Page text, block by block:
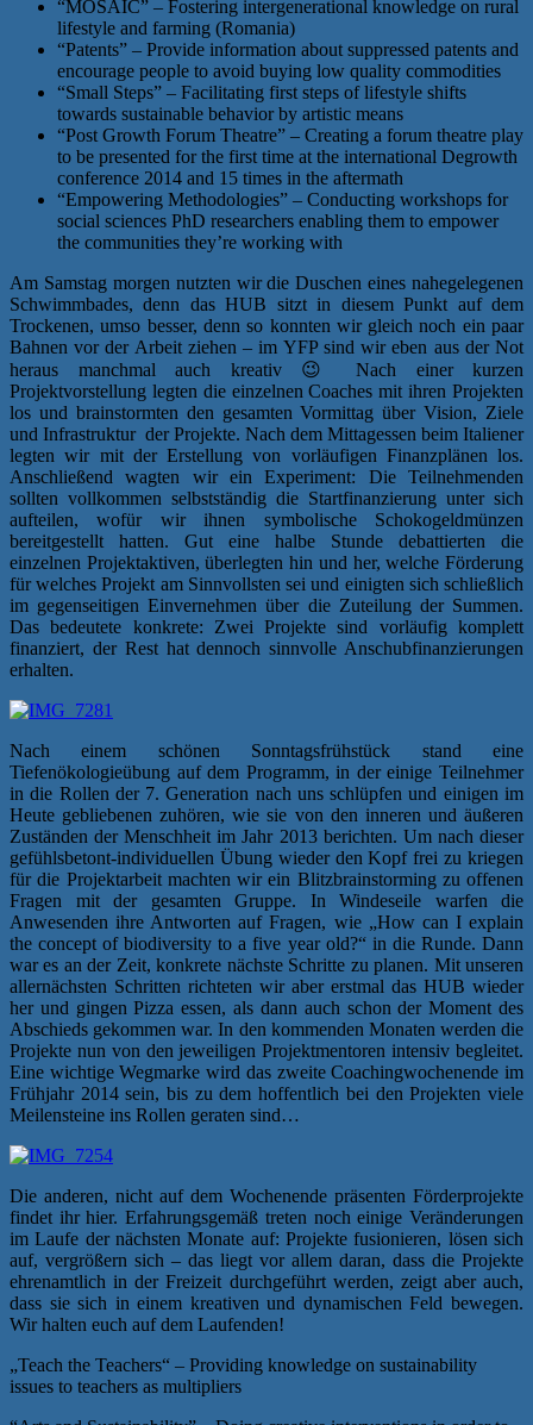
“MOSAIC” – Fostering intergenerational knowledge on rural
lifestyle and farming (Romania)
“Patents” – Provide information about suppressed patents and
encourage people to avoid buying low quality commodities
“Small Steps” – Facilitating first steps of lifestyle shifts
towards sustainable behavior by artistic means
“Post Growth Forum Theatre” – Creating a forum theatre play
to be presented for the first time at the international Degrowth
conference 2014 and 15 times in the aftermath
“Empowering Methodologies” – Conducting workshops for
social sciences PhD researchers enabling them to empower
the communities they’re working with
Am Samstag morgen nutzten wir die Duschen eines nahegelegenen
Schwimmbades, denn das HUB sitzt in diesem Punkt auf dem
Trockenen, umso besser, denn so konnten wir gleich noch ein paar
Bahnen vor der Arbeit ziehen – im YFP sind wir eben aus der Not
heraus manchmal auch kreativ 😉 Nach einer kurzen
Projektvorstellung legten die einzelnen Coaches mit ihren Projekten
los und brainstormten den gesamten Vormittag über Vision, Ziele
und Infrastruktur der Projekte. Nach dem Mittagessen beim Italiener
legten wir mit der Erstellung von vorläufigen Finanzplänen los.
Anschließend wagten wir ein Experiment: Die Teilnehmenden
sollten vollkommen selbstständig die Startfinanzierung unter sich
aufteilen, wofür wir ihnen symbolische Schokogeldmünzen
bereitgestellt hatten. Gut eine halbe Stunde debattierten die
einzelnen Projektaktiven, überlegten hin und her, welche Förderung
für welches Projekt am Sinnvollsten sei und einigten sich schließlich
im gegenseitigen Einvernehmen über die Zuteilung der Summen.
Das bedeutete konkrete: Zwei Projekte sind vorläufig komplett
finanziert, der Rest hat dennoch sinnvolle Anschubfinanzierungen
erhalten.
Nach einem schönen Sonntagsfrühstück stand eine
Tiefenökologieübung auf dem Programm, in der einige Teilnehmer
in die Rollen der 7. Generation nach uns schlüpfen und einigen im
Heute gebliebenen zuhören, wie sie von den inneren und äußeren
Zuständen der Menschheit im Jahr 2013 berichten. Um nach dieser
gefühlsbetont-individuellen Übung wieder den Kopf frei zu kriegen
für die Projektarbeit machten wir ein Blitzbrainstorming zu offenen
Fragen mit der gesamten Gruppe. In Windeseile warfen die
Anwesenden ihre Antworten auf Fragen, wie „How can I explain
the concept of biodiversity to a five year old?“ in die Runde. Dann
war es an der Zeit, konkrete nächste Schritte zu planen. Mit unseren
allernächsten Schritten richteten wir aber erstmal das HUB wieder
her und gingen Pizza essen, als dann auch schon der Moment des
Abschieds gekommen war. In den kommenden Monaten werden die
Projekte nun von den jeweiligen Projektmentoren intensiv begleitet.
Eine wichtige Wegmarke wird das zweite Coachingwochenende im
Frühjahr 2014 sein, bis zu dem hoffentlich bei den Projekten viele
Meilensteine ins Rollen geraten sind…
Die anderen, nicht auf dem Wochenende präsenten Förderprojekte
findet ihr hier. Erfahrungsgemäß treten noch einige Veränderungen
im Laufe der nächsten Monate auf: Projekte fusionieren, lösen sich
auf, vergrößern sich – das liegt vor allem daran, dass die Projekte
ehrenamtlich in der Freizeit durchgeführt werden, zeigt aber auch,
dass sie sich in einem kreativen und dynamischen Feld bewegen.
Wir halten euch auf dem Laufenden!
„Teach the Teachers“ – Providing knowledge on sustainability
issues to teachers as multipliers